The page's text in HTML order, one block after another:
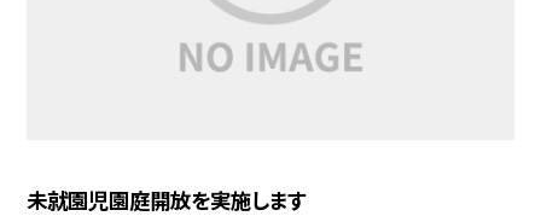
未就園児園庭開放を実施します